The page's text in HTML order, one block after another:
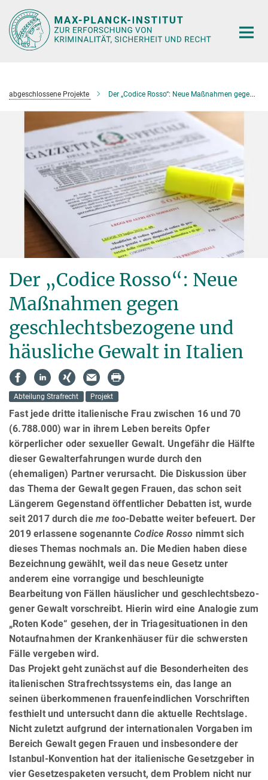
Hauptinhalt
abgeschlossene Projekte Der „Codice Rosso“: Neue Maßnahmen gegen geschlechtsbezog. u. häusl. Gewalt
Der „Codice Rosso“: Neue
Maßnahmen gegen
geschlechtsbezogene und
häusliche Gewalt in Italien
Abteilung Strafrecht Projekt
Fast jede dritte italienische Frau zwischen 16 und 70
(6.788.000) war in ihrem Leben bereits Opfer
körperlicher oder sexueller Gewalt. Ungefähr die Hälfte
dieser Gewalterfahrungen wurde durch den
(ehemaligen) Partner ver­ur­sacht. Die Diskussion über
das Thema der Gewalt gegen Frauen, das schon seit
Längerem Gegenstand öffentlicher Debatten ist, wurde
seit 2017 durch die me too-Debatte weiter befeuert. Der
2019 erlassene sogenannteCodice Rosso nimmt sich
dieses Themas nochmals an. Die Medien haben diese
Bezeichnung gewählt, weil das neue Ge­setz unter
anderem eine vorrangige und be­schleu­nigte
Bearbeitung von Fällen häuslicher und geschlechts­bezo­
ge­ner Gewalt vorschreibt. Hierin wird eine Analogie zum
„Roten Kode“ ge­se­hen, der in Triagesituationen in den
Not­aufnahmen der Krankenhäuser für die schwersten
Fälle vergeben wird.
Das Projekt geht zunächst auf die Besonderheiten des
italienischen Strafrechtssystems ein, das lange an
seinen überkom­me­nen frauenfeindlichen Vorschriften
festhielt und untersucht dann die aktuelle Rechtslage.
Nicht zuletzt aufgrund der interna­tio­na­len Vorgaben im
Bereich Gewalt gegen Frauen und insbesondere der
Istanbul-Konvention hat der italienische Gesetzgeber in
vier Gesetzespaketen versucht, dem Problem nicht nur